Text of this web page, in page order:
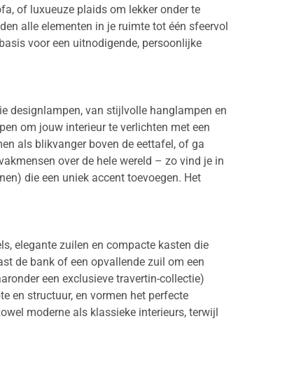
of luxueuze plaids om lekker onder te
alle elementen in je ruimte tot één sfeervol
voor een uitnodigende, persoonlijke
designlampen, van stijlvolle hanglampen en
om jouw interieur te verlichten met een
als blikvanger boven de eettafel, of ga
over de hele wereld – zo vind je in
die een uniek accent toevoegen. Het
elegante zuilen en compacte kasten die
de bank of een opvallende zuil om een
een exclusieve travertin-collectie)
en structuur, en vormen het perfecte
moderne als klassieke interieurs, terwijl